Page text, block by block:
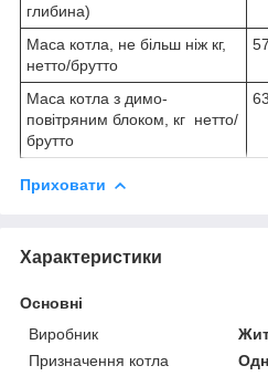
глибина)
Маса котла, не більш ніж кг,
нетто/брутто
Маса котла з димо-
повітряним блоком, кг нетто/
брутто
Приховати
Характеристики
Основні
Виробник
Призначення котла